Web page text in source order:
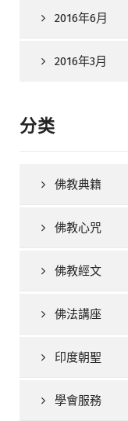
2016年6月
2016年3月
分类
佛教典籍
佛教心咒
佛教經文
佛法講座
印度朝聖
學會服務